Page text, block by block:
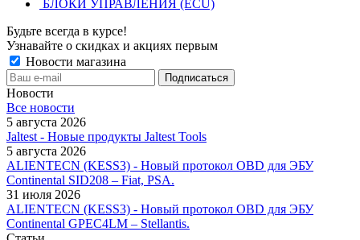
БЛОКИ УПРАВЛЕНИЯ (ECU)
Будьте всегда в курсе!
Узнавайте о скидках и акциях первым
Новости магазина
Новости
Все новости
5 августа 2026
Jaltest - Новые продукты Jaltest Tools
5 августа 2026
ALIENTECN (KESS3) - Новый протокол OBD для ЭБУ
Continental SID208 – Fiat, PSA.
31 июля 2026
ALIENTECN (KESS3) - Новый протокол OBD для ЭБУ
Continental GPEC4LM – Stellantis.